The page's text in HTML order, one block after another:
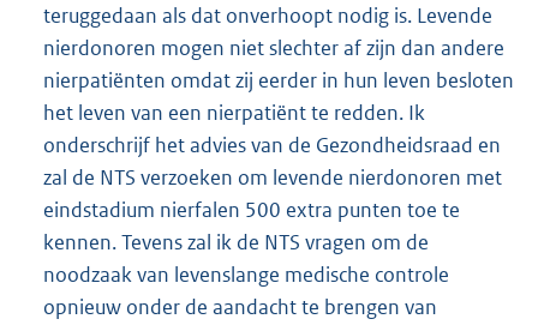
teruggedaan als dat onverhoopt nodig is. Levende
nierdonoren mogen niet slechter af zijn dan andere
nierpatiënten omdat zij eerder in hun leven besloten
het leven van een nierpatiënt te redden. Ik
onderschrijf het advies van de Gezondheidsraad en
zal de NTS verzoeken om levende nierdonoren met
eindstadium nierfalen 500 extra punten toe te
kennen. Tevens zal ik de NTS vragen om de
noodzaak van levenslange medische controle
opnieuw onder de aandacht te brengen van